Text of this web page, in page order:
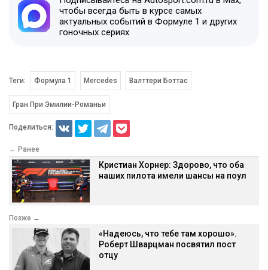
чтобы всегда быть в курсе самых
актуальных событий в Формуле 1 и других
гоночных сериях
Теги: Формула 1 Mercedes Валттери Боттас
Гран При Эмилии-Романьи
Поделиться:
← Ранее
Кристиан Хорнер: Здорово, что оба
наших пилота имели шансы на поул
Позже →
«Надеюсь, что тебе там хорошо».
Роберт Шварцман посвятил пост
отцу